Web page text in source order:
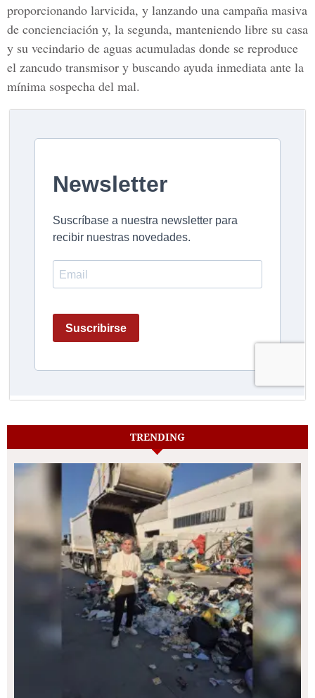
proporcionando larvicida, y lanzando una campaña masiva
de concienciación y, la segunda, manteniendo libre su casa
y su vecindario de aguas acumuladas donde se reproduce
el zancudo transmisor y buscando ayuda inmediata ante la
mínima sospecha del mal.
TRENDING